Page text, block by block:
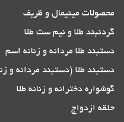
محصولات مینیمال و ظریف
گردنبند طلا و نیم ست طلا
دستبند طلا مردانه و زنانه اسم
دستبند طلا (دستبند مردانه و
گوشواره دخترانه و زنانه طلا
حلقه ازدواج